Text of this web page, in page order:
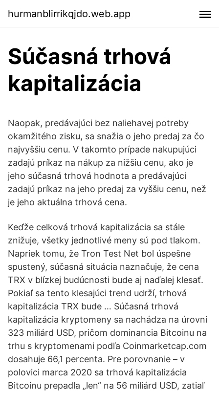
hurmanblirrikqjdo.web.app
Súčasná trhová
kapitalizácia
Naopak, predávajúci bez naliehavej potreby
okamžitého zisku, sa snažia o jeho predaj za čo
najvyššiu cenu. V takomto prípade nakupujúci
zadajú príkaz na nákup za nižšiu cenu, ako je
jeho súčasná trhová hodnota a predávajúci
zadajú príkaz na jeho predaj za vyššiu cenu, než
je jeho aktuálna trhová cena.
Keďže celková trhová kapitalizácia sa stále
znižuje, všetky jednotlivé meny sú pod tlakom.
Napriek tomu, že Tron Test Net bol úspešne
spustený, súčasná situácia naznačuje, že cena
TRX v blízkej budúcnosti bude aj naďalej klesať.
Pokiaľ sa tento klesajúci trend udrží, trhová
kapitalizácia TRX bude … Súčasná trhová
kapitalizácia kryptomeny sa nachádza na úrovni
323 miliárd USD, pričom dominancia Bitcoinu na
trhu s kryptomenami podľa Coinmarketcap.com
dosahuje 66,1 percenta. Pre porovnanie – v
polovici marca 2020 sa trhová kapitalizácia
Bitcoinu prepadla „len“ na 56 miliárd USD, zatiaľ